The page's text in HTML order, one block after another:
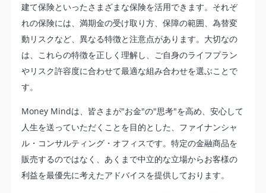
建て保険といったさまざまな保険を活用できます。それぞ
れの保険には、満期金の受け取り方、保障の範囲、為替変
動リスクなど、異なる特徴と注意点があります。大切なの
は、これらの特徴を正しく理解し、ご自身のライフプラン
やリスク許容度に合わせて最適な組み合わせを選ぶことで
す。
Money Mindは、皆さまが"お金"の"思考"を高め、安心して
人生を送っていただくことを目的とした、ファイナンシャ
ル・コンサルティング・オフィスです。特定の金融商品を
販売するのではなく、あくまで中立的な立場からお客様の
利益を最優先に考えたアドバイスを提供しております。